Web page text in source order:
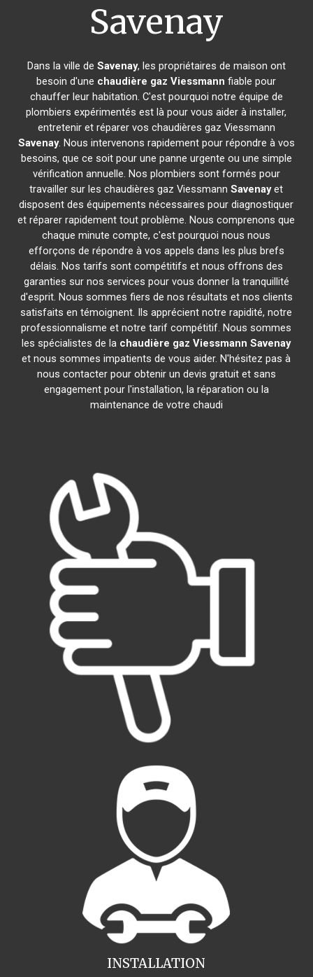
Savenay
Dans la ville de Savenay, les propriétaires de maison ont
besoin d'une chaudière gaz Viessmann fiable pour
chauffer leur habitation. C'est pourquoi notre équipe de
plombiers expérimentés est là pour vous aider à installer,
entretenir et réparer vos chaudières gaz Viessmann
Savenay. Nous intervenons rapidement pour répondre à vos
besoins, que ce soit pour une panne urgente ou une simple
vérification annuelle. Nos plombiers sont formés pour
travailler sur les chaudières gaz ViessmannSavenayet
disposent des équipements nécessaires pour diagnostiquer
et réparer rapidement tout problème. Nous comprenons que
chaque minute compte, c'est pourquoi nous nous
efforçons de répondre à vos appels dans les plus brefs
délais. Nos tarifs sont compétitifs et nous offrons des
garanties sur nos services pour vous donner la tranquillité
d'esprit. Nous sommes fiers de nos résultats et nos clients
satisfaits en témoignent. Ils apprécient notre rapidité, notre
professionnalisme et notre tarif compétitif. Nous sommes
les spécialistes de la chaudière gaz Viessmann Savenay
et nous sommes impatients de vous aider. N'hésitez pas à
nous contacter pour obtenir un devis gratuit et sans
engagement pour l'installation, la réparation ou la
maintenance de votre chaudi
INSTALLATION